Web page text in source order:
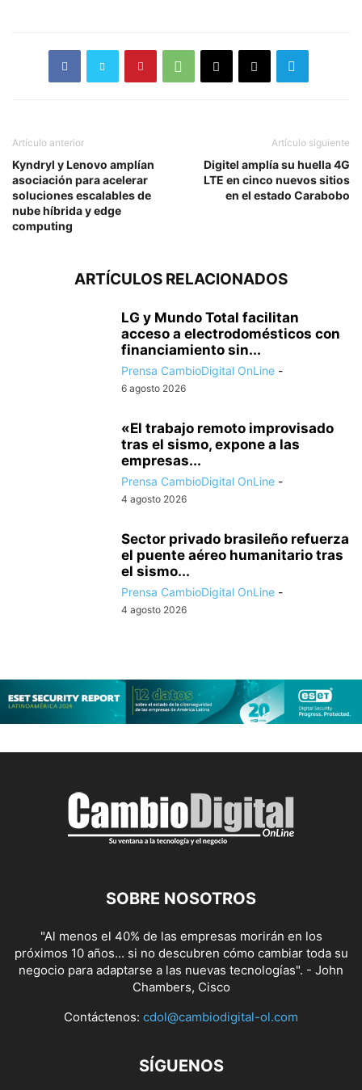
Artículo anterior
Kyndryl y Lenovo amplían
asociación para acelerar
soluciones escalables de
nube híbrida y edge
computing
Artículo siguiente
Digitel amplía su huella 4G
LTE en cinco nuevos sitios
en el estado Carabobo
ARTÍCULOS RELACIONADOS
LG y Mundo Total facilitan
acceso a electrodomésticos con
financiamiento sin...
Prensa CambioDigital OnLine -
6 agosto 2026
«El trabajo remoto improvisado
tras el sismo, expone a las
empresas...
Prensa CambioDigital OnLine -
4 agosto 2026
Sector privado brasileño refuerza
el puente aéreo humanitario tras
el sismo...
Prensa CambioDigital OnLine -
4 agosto 2026
SOBRE NOSOTROS
"Al menos el 40% de las empresas morirán en los
próximos 10 años... si no descubren cómo cambiar toda su
negocio para adaptarse a las nuevas tecnologías". - John
Chambers, Cisco
Contáctenos: cdol@cambiodigital-ol.com
SÍGUENOS